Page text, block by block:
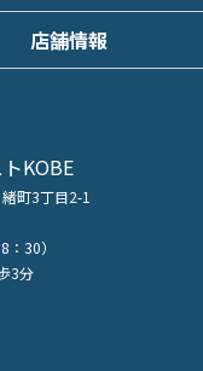
店舗情報
KOBE
緒町3丁目2-1
30）
3分